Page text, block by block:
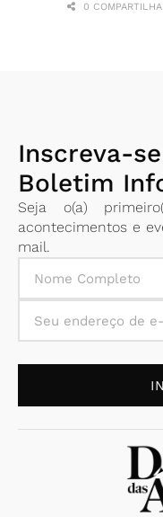
0
Boletim
Seja o(a)
acontecimentos e
mail.